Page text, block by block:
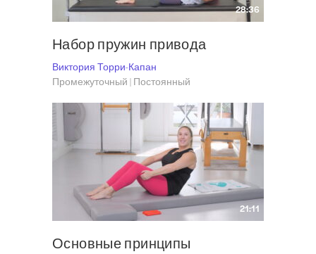
28:36
Набор пружин привода
Виктория Торри-Капан
Промежуточный | Постоянный
21:11
Основные принципы